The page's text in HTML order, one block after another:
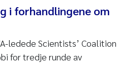
i forhandlingene om
ledede Scientists’ Coalition
for tredje runde av